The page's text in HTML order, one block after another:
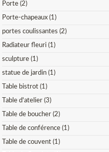
Porte (2)
Porte-chapeaux (1)
portes coulissantes (2)
Radiateur fleuri (1)
sculpture (1)
statue de jardin (1)
Table bistrot (1)
Table d'atelier (3)
Table de boucher (2)
Table de conférence (1)
Table de couvent (1)